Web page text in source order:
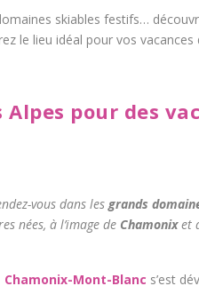
skiables festifs…
le lieu idéal pour vos vacances
pour des
vous dans lesgrands
nées, à l’image de Chamonixet
Chamonix-Mont-Blanc s’est